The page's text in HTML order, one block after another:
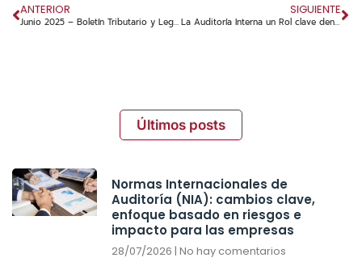
ANTERIOR
Junio 2025 – Boletín Tributario y Legal Alfredo López
SIGUIENTE
La Auditoría Interna un Rol clave dentro de las organizaciones
Últimos posts
Normas Internacionales de
Auditoría (NIA): cambios clave,
enfoque basado en riesgos e
impacto para las empresas
28/07/2026 No hay comentarios